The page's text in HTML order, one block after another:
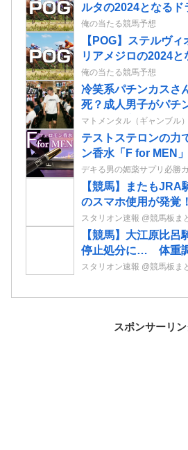
ルタの2024となるド
情報
俺の当たる競馬予想
【POG】ステルヴ
リアメジロの2024
スの2歳情報
俺の当たる競馬予想
冷笑系パチンカスさ
死？成人男子がパチ
憂してる方が脳死な
マトメンタル（ギャンブル）
テストステロンの力
ン香水「F for MEN
果
デキる男の媚薬サプリ必勝
【競馬】またもJRA
のスマホ使用が発
勝太が8日から騎乗停
スタリオン速報 @競馬板ま
【競馬】大江原比
停止処分に… 体重
JRAが発表
スタリオン速報 @競馬板ま
スポンサーリン